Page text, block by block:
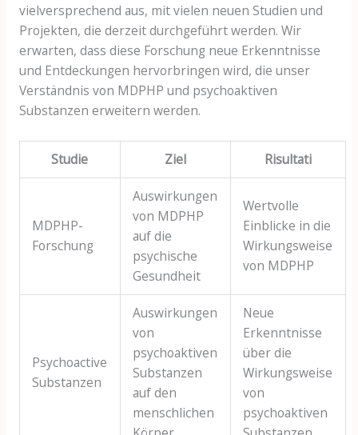
vielversprechend aus, mit vielen neuen Studien und
Projekten, die derzeit durchgeführt werden. Wir
erwarten, dass diese Forschung neue Erkenntnisse
und Entdeckungen hervorbringen wird, die unser
Verständnis von MDPHP und psychoaktiven
Substanzen erweitern werden.
Studie Ziel Risultati
MDPHP-
Forschung
Auswirkungen
von MDPHP
auf die
psychische
Gesundheit
Wertvolle
Einblicke in die
Wirkungsweise
von MDPHP
Psychoactive
Substanzen
Auswirkungen
von
psychoaktiven
Substanzen
auf den
menschlichen
Neue
Erkenntnisse
über die
Wirkungsweise
von
psychoaktiven